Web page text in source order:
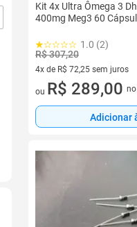
Kit 4x Ultra Ômega 3
400mg Meg3 60
1.0 (2)
R$ 307,20
4x de R$ 72,25 sem juros
4 vez de R$ 72,25 sem juros
ou R$ 289,00
Adicionar